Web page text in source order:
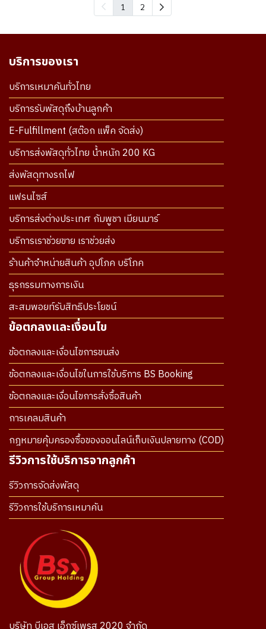
1 2
บริการของเรา
บริการเหมาคันทั่วไทย
บริการรับพัสดุถึงบ้านลูกค้า
E-Fulfillment (สต๊อก แพ็ค จัดส่ง)
บริการส่งพัสดุทั่วไทย น้ำหนัก 200 KG
ส่งพัสดุทางรถไฟ
แฟรนไซส์
บริการส่งต่างประเทศ กัมพูชา เมียนมาร์
บริการเราช่วยขาย เราช่วยส่ง
ร้านค้าจำหน่ายสินค้า อุปโภค บริโภค
ธุรกรรมทางการเงิน
สะสมพอยท์รับสิทธิประโยชน์
ข้อตกลงและเงื่อนไข
ข้อตกลงและเงื่อนไขการขนส่ง
ข้อตกลงและเงื่อนไขในการใช้บริการ BS Booking
ข้อตกลงและเงื่อนไขการสั่งซื้อสินค้า
การเคลมสินค้า
กฎหมายคุ้มครองซื้อของออนไลน์เก็บเงินปลายทาง (COD)
รีวิวการใช้บริการจากลูกค้า
รีวิวการจัดส่งพัสดุ
รีวิวการใช้บริการเหมาคัน